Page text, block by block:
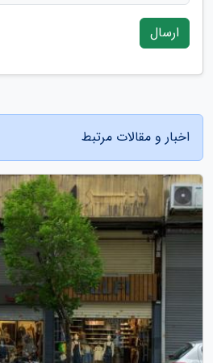
ارسال
اخبار و مقالات مرتبط